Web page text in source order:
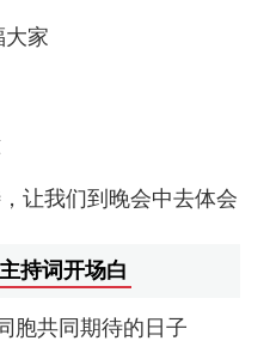
大家
让我们到晚会中去体会
持词开场白
胞共同期待的日子